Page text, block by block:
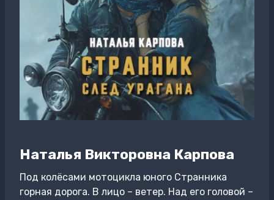
Наталья Викторовна Карпова
Под колёсами мотоцикла юного Странника
горная дорога. В лицо – ветер. Над его головой –